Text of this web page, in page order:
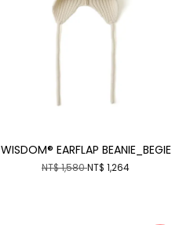
WISDOM® EARFLAP BEANIE_BEGIE
NT$ 1,580NT$ 1,264